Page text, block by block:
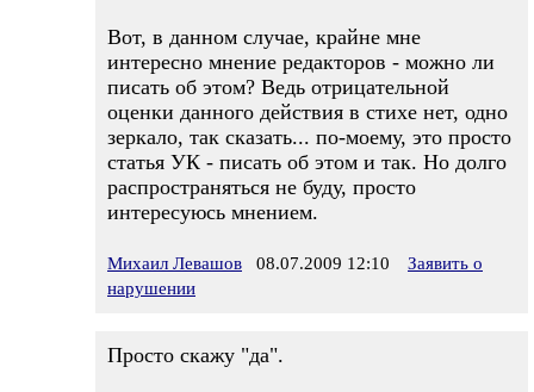
Вот, в данном случае, крайне мне
интересно мнение редакторов - можно ли
писать об этом? Ведь отрицательной
оценки данного действия в стихе нет, одно
зеркало, так сказать... по-моему, это просто
статья УК - писать об этом и так. Но долго
распространяться не буду, просто
интересуюсь мнением.
Михаил Левашов 08.07.2009 12:10
Заявить о
нарушении
Просто скажу "да".